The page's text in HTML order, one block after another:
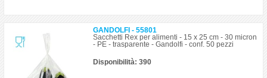
GANDOLFI - 55801
Sacchetti Rex per alimenti - 15 x 25 cm - 30 micron
- PE - trasparente - Gandolfi - conf. 50 pezzi
Disponibilità: 390